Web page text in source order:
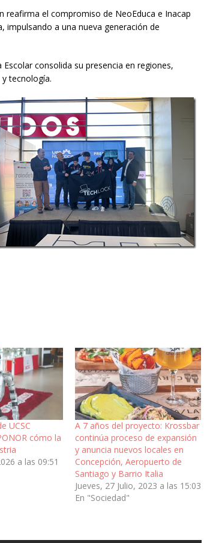
reafirma el compromiso de NeoEduca e Inacap
impulsando a una nueva generación de
consolida su presencia en regiones,
tecnología.
UCSC
cómo la
a las 09:51
A 7 años del proyecto: Krossbar
continúa proceso de expansión
y anuncia nuevos locales en
Concepción, Aeropuerto de
Santiago y Barrio Italia
Jueves, 27 Julio, 2023 a las 15:03
En "Sociedad"